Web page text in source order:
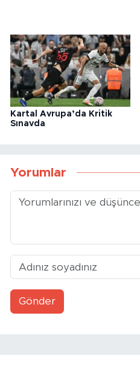
Kartal Avrupa’da Kritik
Sınavda
Yorumlar
Gönder